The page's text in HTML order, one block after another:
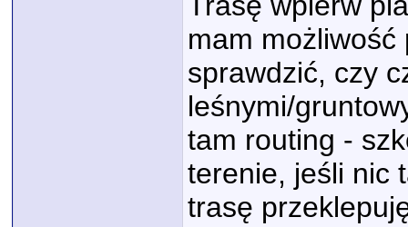
mam
sprawdzić, czy
leśnymi/
tam routing -
terenie, jeśli nic
trasę